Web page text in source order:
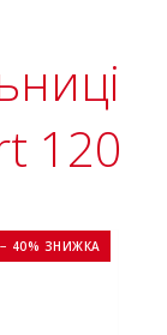
120
− 40% ЗНИЖКА